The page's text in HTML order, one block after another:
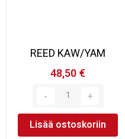
REED KAW/YAM
48,50 €
Lisää ostoskoriin